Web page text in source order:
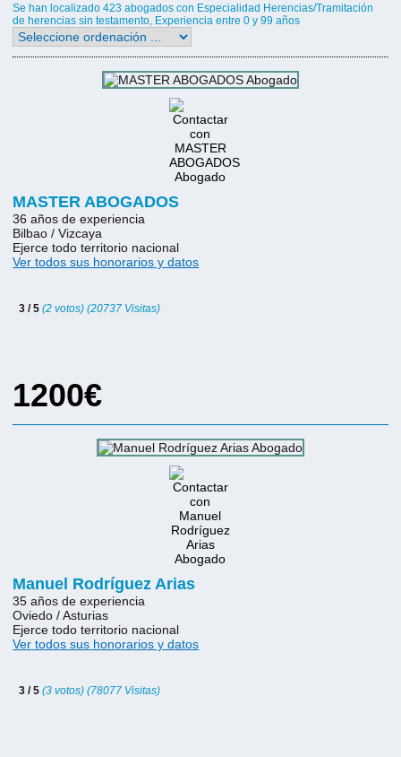
Se han localizado 423 abogados con Especialidad Herencias/Tramitación
de herencias sin testamento, Experiencia entre 0 y 99 años
MASTER ABOGADOS
36 años de experiencia
Bilbao / Vizcaya
Ejerce todo territorio nacional
Ver todos sus honorarios y datos
3 / 5(2 votos) (20737 Visitas)
1200€
Manuel Rodríguez Arias
35 años de experiencia
Oviedo / Asturias
Ejerce todo territorio nacional
Ver todos sus honorarios y datos
3 / 5(3 votos) (78077 Visitas)